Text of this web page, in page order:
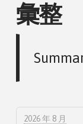
彙整
2026 年 8 月